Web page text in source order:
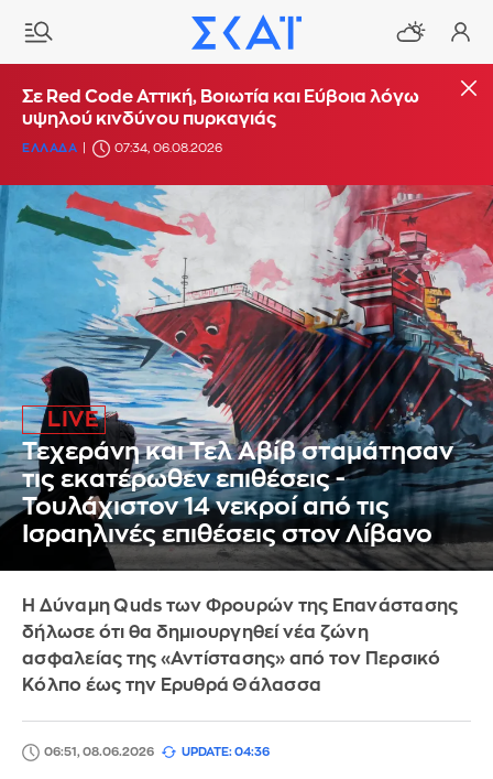
Σε Red Code Αττική, Βοιωτία και Εύβοια λόγω
υψηλού κινδύνου πυρκαγιάς
ΕΛΛΑΔΑ 07:34, 06.08.2026
Τεχεράνη και Τελ Αβίβ σταμάτησαν
τις εκατέρωθεν επιθέσεις -
Τουλάχιστον 14 νεκροί από τις
Ισραηλινές επιθέσεις στον Λίβανο
Η Δύναμη Quds των Φρουρών της Επανάστασης
δήλωσε ότι θα δημιουργηθεί νέα ζώνη
ασφαλείας της «Αντίστασης» από τον Περσικό
Κόλπο έως την Ερυθρά Θάλασσα
06:51, 08.06.2026 UPDATE: 04:36